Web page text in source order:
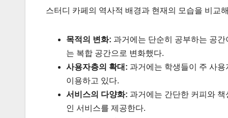
스터디 카페의 역사적 배경과 현재의 모습을 비교
목적의 변화: 과거에는 단순히 공부하는 공
는 복합 공간으로 변화했다.
사용자층의 확대: 과거에는 학생들이 주 사
이용하고 있다.
서비스의 다양화: 과거에는 간단한 커피와
인 서비스를 제공한다.